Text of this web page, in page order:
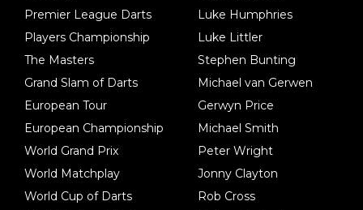
Premier League Darts
Players Championship
The Masters
Grand Slam of Darts
European Tour
European Championship
World Grand Prix
World Matchplay
World Cup of Darts
Luke Humphries
Luke Littler
Stephen Bunting
Michael van Gerwen
Gerwyn Price
Michael Smith
Peter Wright
Jonny Clayton
Rob Cross